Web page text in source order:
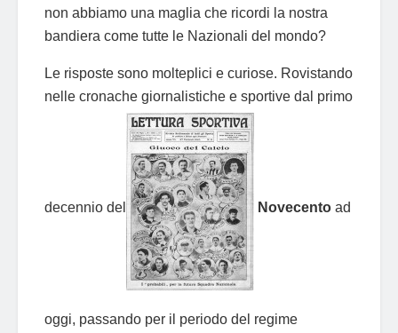
non abbiamo una maglia che ricordi la nostra
bandiera come tutte le Nazionali del mondo?
Le risposte sono molteplici e curiose. Rovistando
nelle cronache giornalistiche e sportive dal primo
decennio del Novecento ad
oggi, passando per il periodo del regime